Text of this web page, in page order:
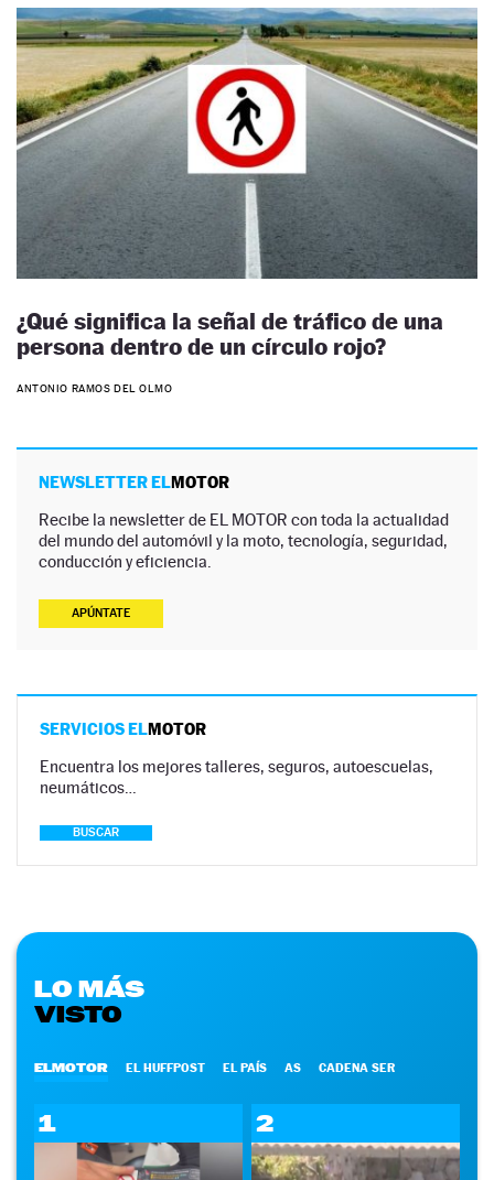
¿Qué significa la señal de tráfico de una
persona dentro de un círculo rojo?
ANTONIO RAMOS DEL OLMO
NEWSLETTER ELMOTOR
Recibe la newsletter de EL MOTOR con toda la actualidad
del mundo del automóvil y la moto, tecnología, seguridad,
conducción y eficiencia.
APÚNTATE
SERVICIOS ELMOTOR
Encuentra los mejores talleres, seguros, autoescuelas,
neumáticos…
BUSCAR
LO MÁS
VISTO
ELMOTOR EL HUFFPOST EL PAÍS AS CADENA SER
1 2